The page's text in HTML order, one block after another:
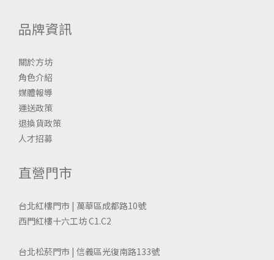
品牌資訊
關於方坊
角色介紹
媒體報導
運送政策
退換貨政策
人才招募
直營門市
台北紅樓門市 | 萬華區成都路10號
西門紅樓十六工坊 C1.C2
台北松菸門市 | 信義區光復南路133號